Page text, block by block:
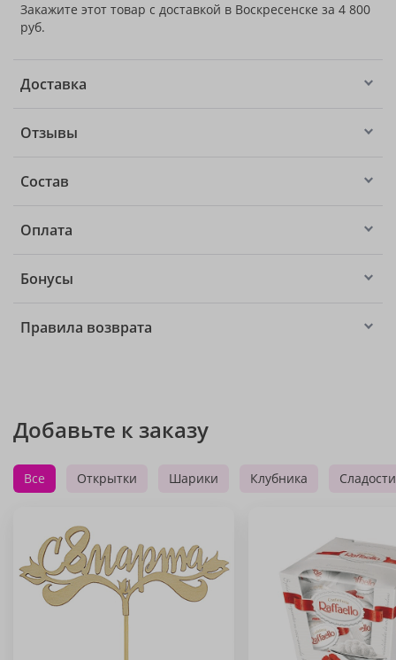
Закажите этот товар с доставкой в Воскресенске за 4 800
руб.
Доставка
Отзывы
Состав
Оплата
Бонусы
Правила возврата
Добавьте к заказу
Все Открытки Шарики Клубника Сладости